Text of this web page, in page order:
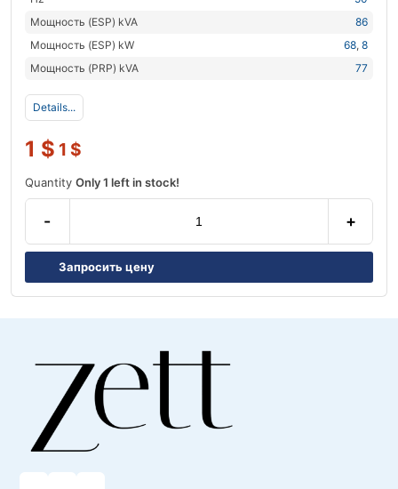
Мощность (ESP) kVA
86
Мощность (ESP) kW
68, 8
Мощность (PRP) kVA
77
Details...
1 $ 1 $
Quantity Only 1 left in stock!
- +
Запросить цену